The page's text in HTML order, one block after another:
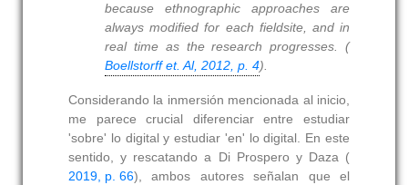
because ethnographic approaches are
always modified for each fieldsite, and in
real time as the research progresses. (
Boellstorff et. Al, 2012, p. 4).
Considerando la inmersión mencionada al inicio,
me parece crucial diferenciar entre estudiar
'sobre' lo digital y estudiar 'en' lo digital. En este
sentido, y rescatando a Di Prospero y Daza (
2019, p. 66), ambos autores señalan que el